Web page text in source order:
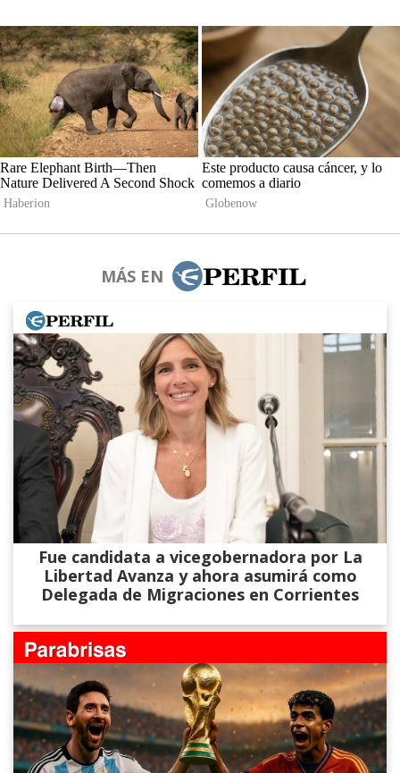
MÁS EN
Fue candidata a vicegobernadora por La
Libertad Avanza y ahora asumirá como
Delegada de Migraciones en Corrientes